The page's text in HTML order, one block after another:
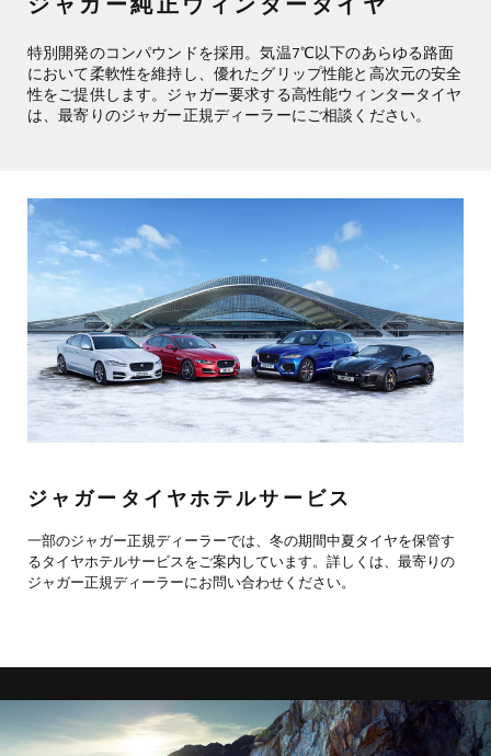
ジャガー純正ウィンタータイヤ
特別開発のコンパウンドを採用。気温7℃以下のあらゆる路面
において柔軟性を維持し、優れたグリップ性能と高次元の安全
性をご提供します。ジャガー要求する高性能ウィンタータイヤ
は、最寄りのジャガー正規ディーラーにご相談ください。
ジャガータイヤホテルサービス
一部のジャガー正規ディーラーでは、冬の期間中夏タイヤを保管す
るタイヤホテルサービスをご案内しています。詳しくは、最寄りの
ジャガー正規ディーラーにお問い合わせください。